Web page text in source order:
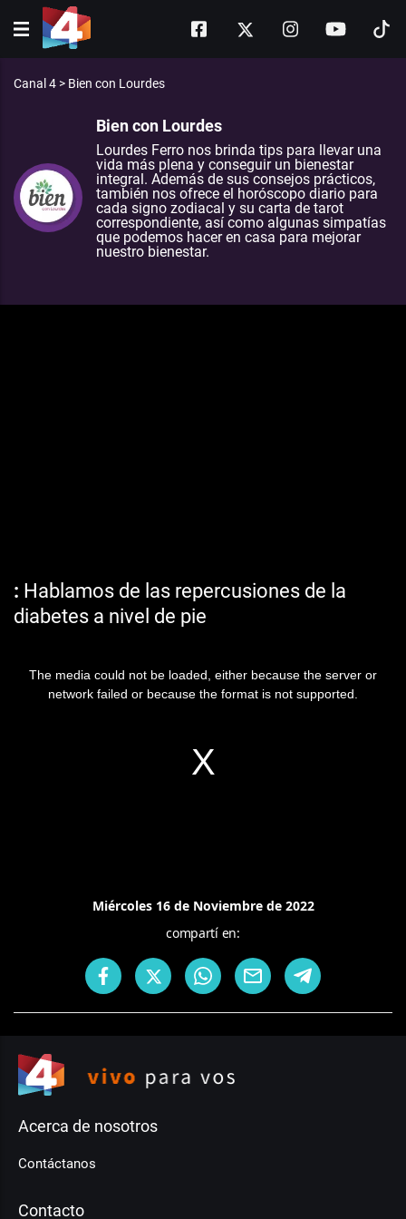
Canal 4 > Bien con Lourdes
Bien con Lourdes
Lourdes Ferro nos brinda tips para llevar una
vida más plena y conseguir un bienestar
integral. Además de sus consejos prácticos,
también nos ofrece el horóscopo diario para
cada signo zodiacal y su carta de tarot
correspondiente, así como algunas simpatías
que podemos hacer en casa para mejorar
nuestro bienestar.
Hablamos de las repercusiones de la
diabetes a nivel de pie
The media could not be loaded, either because the server or
network failed or because the format is not supported.
Miércoles 16 de Noviembre de 2022
compartí en:
Acerca de nosotros
Contáctanos
Contacto